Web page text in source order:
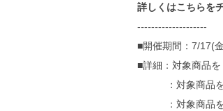
詳しくはこちらを
--------------------
■開催期間：7/17(
■詳細：対象商品を
：対象商品
：対象商品